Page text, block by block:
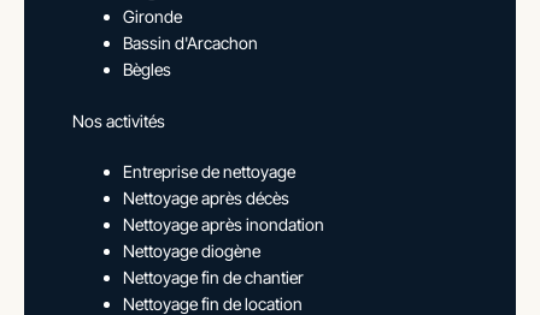
Gironde
Bassin d'Arcachon
Bègles
Nos activités
Entreprise de nettoyage
Nettoyage après décès
Nettoyage après inondation
Nettoyage diogène
Nettoyage fin de chantier
Nettoyage fin de location